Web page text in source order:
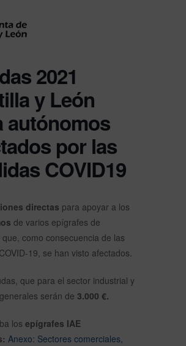
2021
y León
autónomos
por las
COVID19
directas para apoyar a los
de varios epígrafes de
que, como consecuencia de las
19, se han visto afectados.
que para el sector industrial y
serán de 3.000 €.
los epígrafes IAE
Anexo: Sectores comerciales,